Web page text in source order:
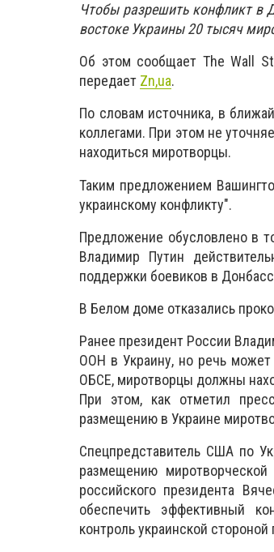
Чтобы разрешить конфликт
востоке Украины 20 тысяч
Об этом сообщает The Wall
передает Zn,ua.
По словам источника, в
коллегами. При этом не
находиться миротворцы.
Таким предложением
украинскому конфликту".
Предложение обусловлено в
Владимир Путин
поддержки боевиков в
В Белом доме отказались
Ранее президент России
ООН в Украину, но речь может
ОБСЕ, миротворцы должны
При этом, как отметил
размещению в Украине
Спецпредставитель США по
размещению
российского президента
обеспечить эффективный
контроль украинской стороной